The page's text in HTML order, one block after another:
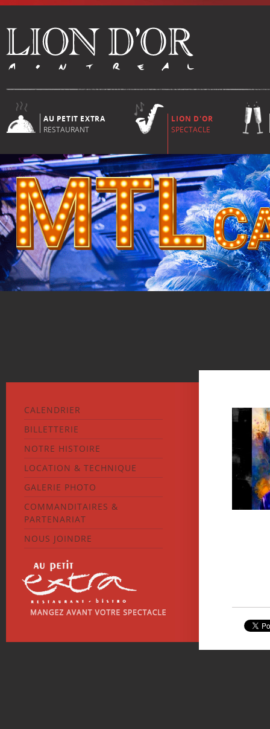
AU PETIT EXTRA
RESTAURANT
LION D'OR
SPECTACLE
CALENDRIER
BILLETTERIE
NOTRE HISTOIRE
LOCATION & TECHNIQUE
GALERIE PHOTO
COMMANDITAIRES &
PARTENARIAT
NOUS JOINDRE